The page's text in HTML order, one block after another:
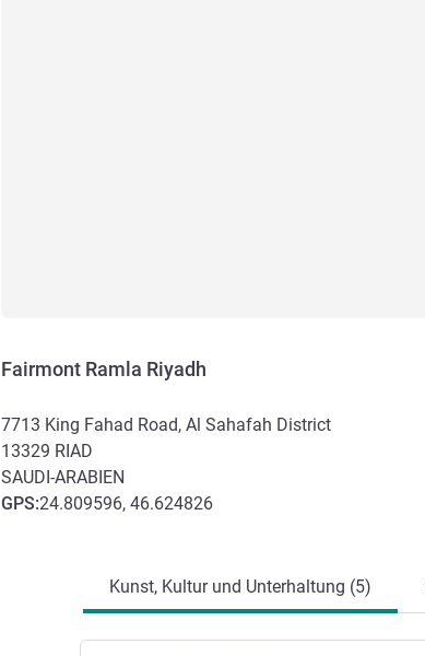
Fairmont Ramla Riyadh
7713 King Fahad Road, Al Sahafah District
13329 RIAD
SAUDI-ARABIEN
GPS:24.809596, 46.624826
Kunst, Kultur und Unterhaltung (5)